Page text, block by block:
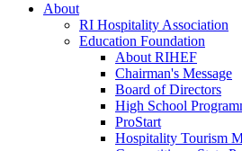
About
RI Hospitality Association
Education Foundation
About RIHEF
Chairman's Message
Board of Directors
High School
ProStart
Hospitality Tourism